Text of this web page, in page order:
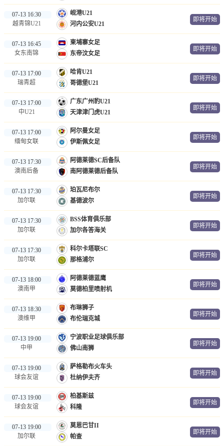
07-13 16:30
越青锦U21
岘港U21
河内公安U21
即将开始
07-13 16:45
女东南锦
柬埔寨女足
东帝汶女足
即将开始
07-13 17:00
瑞青超
哈肯U21
哥德堡U21
即将开始
07-13 17:00
中U21
广东广州豹U21
天津津门虎U21
即将开始
07-13 17:00
缅甸女联
阿尔曼女足
伊斯佩女足
即将开始
07-13 17:30
澳南后备
阿德莱德SC后备队
南阿德莱德后备队
即将开始
07-13 17:30
加尔联
珀瓦尼布尔
基德波尔
即将开始
07-13 17:30
加尔联
BSS体育俱乐部
加尔各答海关
即将开始
07-13 17:30
加尔联
科尔卡塔联SC
那格浦尔
即将开始
07-13 18:00
澳南甲
阿德莱德蓝鹰
莫德柏里喷射机
即将开始
07-13 18:30
澳维甲
布琳狮子
布伦瑞克城
即将开始
07-13 19:00
中甲
宁波职业足球俱乐部
佛山南狮
即将开始
07-13 19:00
球会友谊
萨格勒布火车头
杜纳伊夫齐
即将开始
07-13 19:00
球会友谊
柏基斯兹
科隆
即将开始
07-13 19:00
加尔联
莫恩巴甘II
帕查
即将开始